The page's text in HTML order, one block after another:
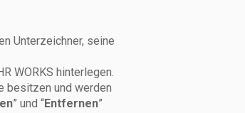
Unterzeichner, seine
WORKS hinterlegen.
besitzen und werden
” und “Entfernen”